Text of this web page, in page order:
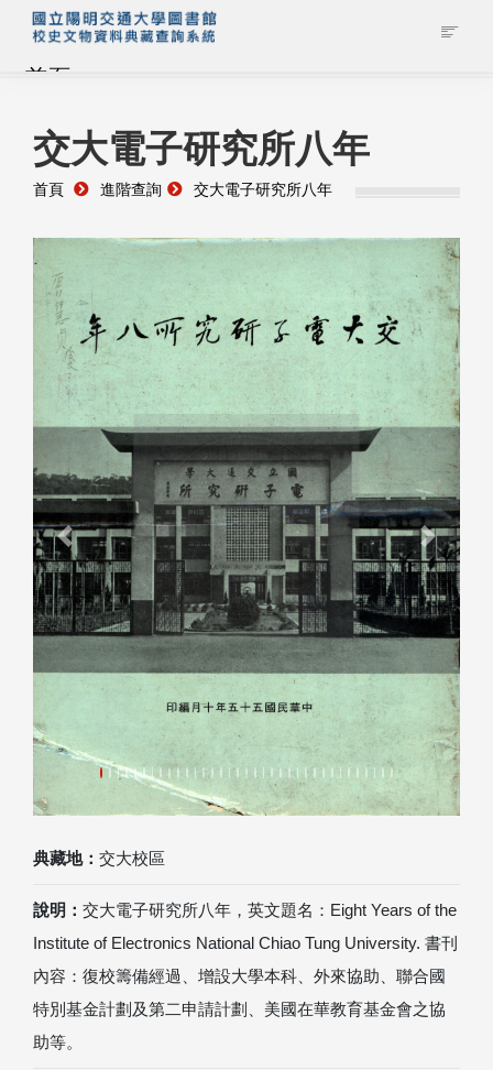
首頁
藏品查詢
校史館簡介
藏品清單全覽
資料調閱申請
管理者登入
交大電子研究所八年
首頁 進階查詢 交大電子研究所八年
典藏地： 交大校區
說明： 交大電子研究所八年，英文題名：Eight Years of the
Institute of Electronics National Chiao Tung University. 書刊
內容：復校籌備經過、增設大學本科、外來協助、聯合國
特別基金計劃及第二申請計劃、美國在華教育基金會之協
助等。
Previous Next